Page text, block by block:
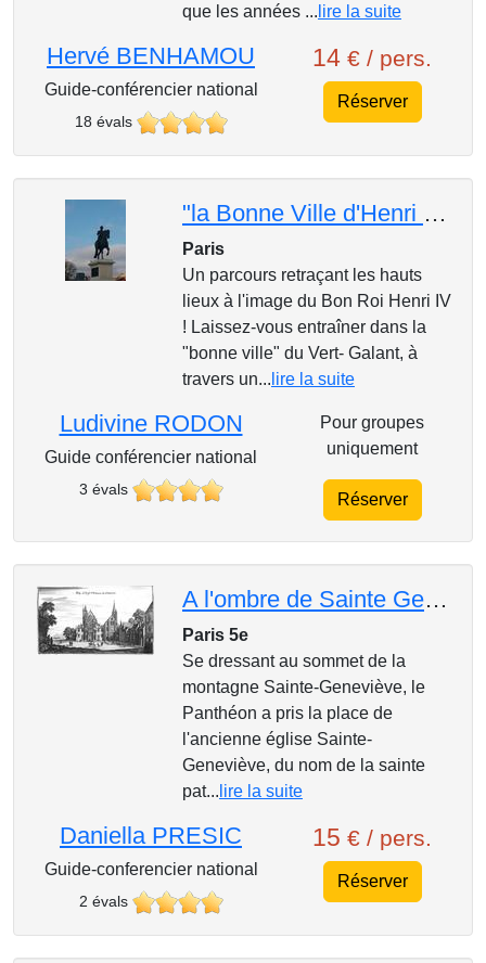
que les années ... lire la suite
Hervé BENHAMOU
Guide-conférencier national
18 évals
14 € / pers.
Réserver
"la Bonne Ville d'Henri IV"
Paris
Un parcours retraçant les hauts
lieux à l'image du Bon Roi Henri IV
! Laissez-vous entraîner dans la
"bonne ville" du Vert- Galant, à
travers un... lire la suite
Ludivine RODON
Guide conférencier national
3 évals
Pour groupes
uniquement
Réserver
A l'ombre de Sainte Geneviève
Paris 5e
Se dressant au sommet de la
montagne Sainte-Geneviève, le
Panthéon a pris la place de
l'ancienne église Sainte-
Geneviève, du nom de la sainte
pat... lire la suite
Daniella PRESIC
Guide-conferencier national
2 évals
15 € / pers.
Réserver